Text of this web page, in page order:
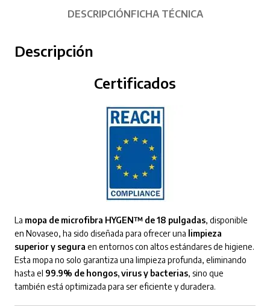
DESCRIPCIÓNFICHA TÉCNICA
Descripción
Certificados
La mopa de microfibra HYGEN™ de 18 pulgadas, disponible
en Novaseo, ha sido diseñada para ofrecer una limpieza
superior y segura en entornos con altos estándares de higiene.
Esta mopa no solo garantiza una limpieza profunda, eliminando
hasta el 99.9% de hongos, virus y bacterias, sino que
también está optimizada para ser eficiente y duradera.